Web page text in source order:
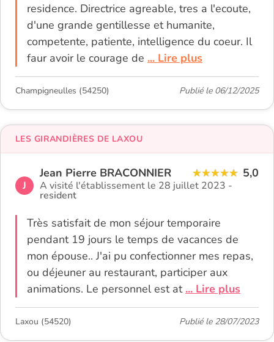
residence. Directrice agreable, tres a l'ecoute,
d'une grande gentillesse et humanite,
competente, patiente, intelligence du coeur. Il
faur avoir le courage de ... Lire plus
Champigneulles (54250) Publié le 06/12/2025
J
Jean Pierre BRACONNIER 5,0
A visité l'établissement le 28 juillet 2023 -
resident
Très satisfait de mon séjour temporaire
pendant 19 jours le temps de vacances de
mon épouse.. J'ai pu confectionner mes repas,
ou déjeuner au restaurant, participer aux
animations. Le personnel est at ... Lire plus
LES GIRANDIÈRES DE LAXOU
Laxou (54520) Publié le 28/07/2023